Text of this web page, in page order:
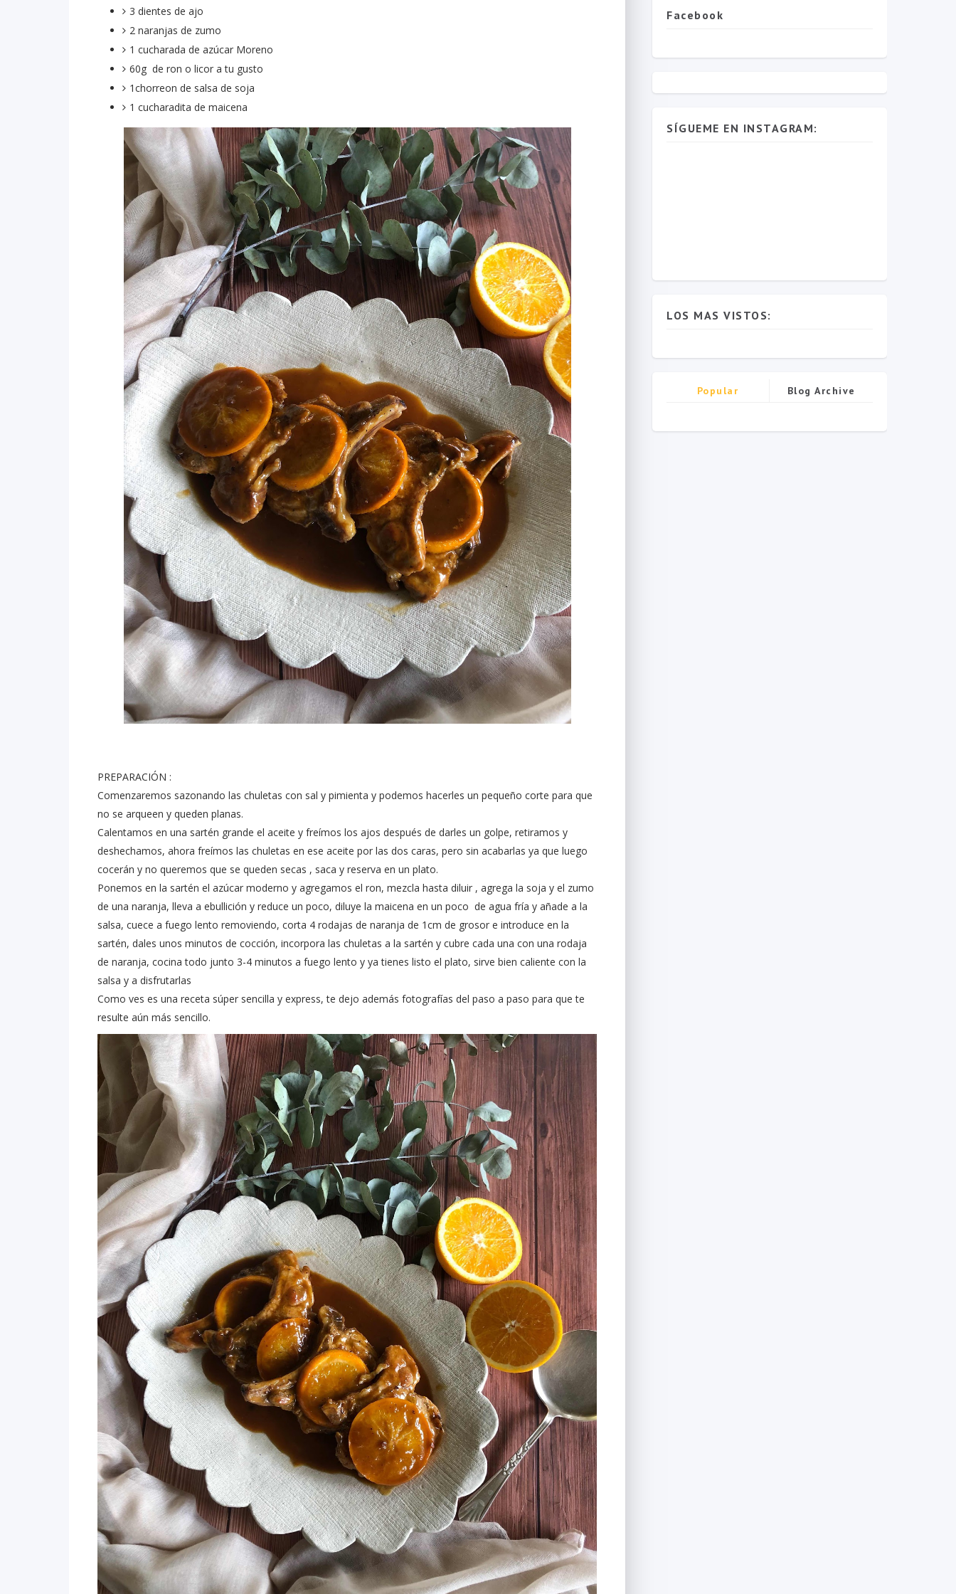
3 dientes de ajo
2 naranjas de zumo
1 cucharada de azúcar Moreno
60g de ron o licor a tu gusto
1chorreon de salsa de soja
1 cucharadita de maicena
PREPARACIÓN :
Comenzaremos sazonando las chuletas con sal y pimienta y podemos hacerles un pequeño corte para que
no se arqueen y queden planas.
Calentamos en una sartén grande el aceite y freímos los ajos después de darles un golpe, retiramos y
deshechamos, ahora freímos las chuletas en ese aceite por las dos caras, pero sin acabarlas ya que luego
cocerán y no queremos que se queden secas , saca y reserva en un plato.
Ponemos en la sartén el azúcar moderno y agregamos el ron, mezcla hasta diluir , agrega la soja y el zumo
de una naranja, lleva a ebullición y reduce un poco, diluye la maicena en un poco de agua fría y añade a la
salsa, cuece a fuego lento removiendo, corta 4 rodajas de naranja de 1cm de grosor e introduce en la
sartén, dales unos minutos de cocción, incorpora las chuletas a la sartén y cubre cada una con una rodaja
de naranja, cocina todo junto 3-4 minutos a fuego lento y ya tienes listo el plato, sirve bien caliente con la
salsa y a disfrutarlas
Como ves es una receta súper sencilla y express, te dejo además fotografías del paso a paso para que te
resulte aún más sencillo.
Facebook
SÍGUEME EN INSTAGRAM:
LOS MAS VISTOS:
Popular Blog Archive